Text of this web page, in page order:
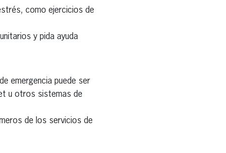
como ejercicios de
y pida ayuda
emergencia puede ser
u otros sistemas de
de los servicios de